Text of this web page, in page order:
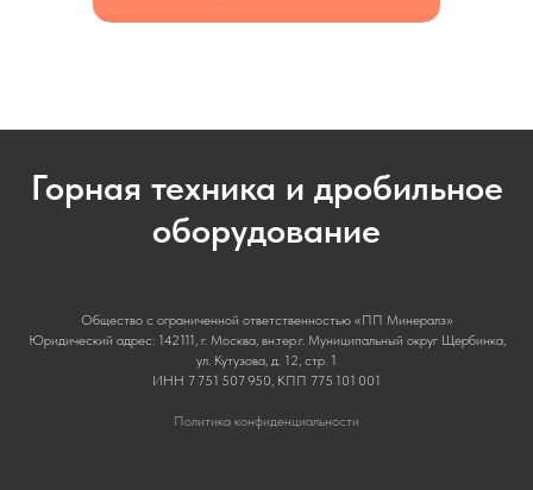
Горная техника и дробильное
оборудование
Общество с ограниченной ответственностью «ПП Минералз»
Юридический адрес: 142111, г. Москва, вн.тер.г. Муниципальный округ Щербинка,
ул. Кутузова, д. 12, стр. 1
ИНН 7 751 507 950, КПП 775 101 001
Политика конфиденциальности